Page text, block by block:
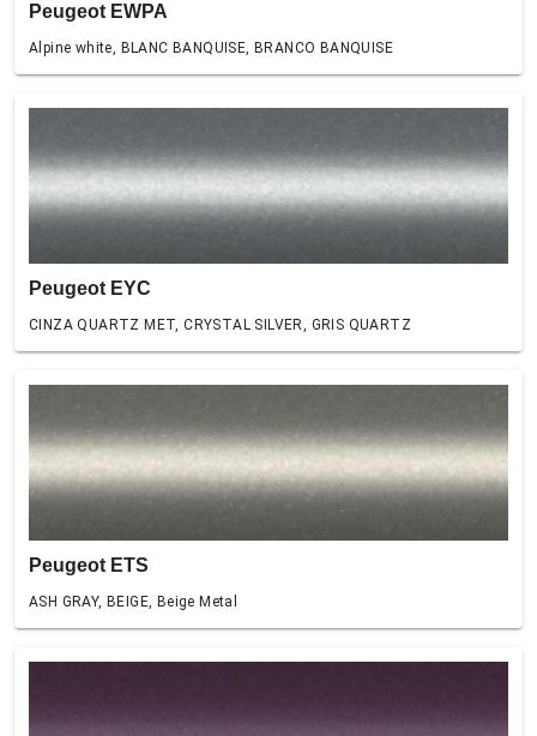
Peugeot EWPA
Alpine white, BLANC BANQUISE, BRANCO BANQUISE
Peugeot EYC
CINZA QUARTZ MET, CRYSTAL SILVER, GRIS QUARTZ
Peugeot ETS
ASH GRAY, BEIGE, Beige Metal